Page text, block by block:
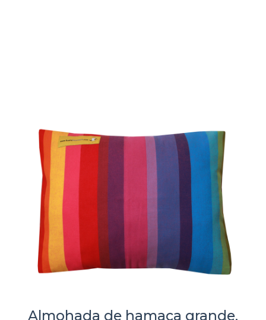
Almohada de hamaca grande,